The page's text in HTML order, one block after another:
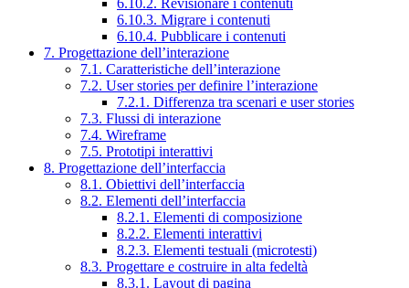
6.10.3. Migrare i contenuti
6.10.4. Pubblicare i contenuti
7. Progettazione dell’interazione
7.1. Caratteristiche dell’interazione
7.2. User stories per definire l’interazione
7.2.1. Differenza tra scenari e user stories
7.3. Flussi di interazione
7.4. Wireframe
7.5. Prototipi interattivi
8. Progettazione dell’interfaccia
8.1. Obiettivi dell’interfaccia
8.2. Elementi dell’interfaccia
8.2.1. Elementi di composizione
8.2.2. Elementi interattivi
8.2.3. Elementi testuali (microtesti)
8.3. Progettare e costruire in alta fedeltà
8.3.1. Layout di pagina